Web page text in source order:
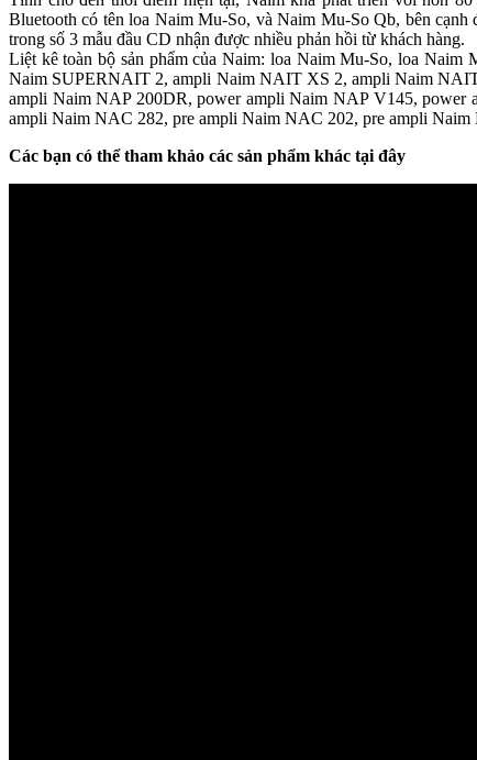
Bluetooth có tên loa Naim Mu-So, và Naim Mu-So Qb, bên
trong số 3 mẫu đầu CD nhận được nhiều phản hồi từ khách hàng.
Liệt kê toàn bộ sản phẩm của Naim: loa Naim Mu-So, loa
Naim SUPERNAIT 2, ampli Naim NAIT XS 2, ampli Naim
ampli Naim NAP 200DR, power ampli Naim NAP V145,
ampli Naim NAC 282, pre ampli Naim NAC 202, pre ampli
Các bạn có thể tham khảo các sản phẩm khác tại đây